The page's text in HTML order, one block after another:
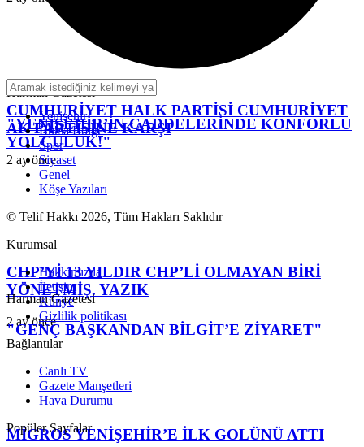
CUMHURİYET HALK PARTİSİ CUMHURİYET
AK PARTİSİNE KARŞI
2 ay önce
CHP’Yİ 13 YILDIR CHP’Lİ OLMAYAN BİRİ
YÖNETMİŞ. YAZIK
2 ay önce
MİGROS YENİŞEHİR’E İLK GOLÜNÜ ATTI
Harman Gazetesi
"YENİŞEHİR’İN CADDELERİNDE KONFORLU
YOLCULUK!"
Harman Gazetesi
"GENÇ BAŞKANDAN BİLGİT’E ZİYARET"
Yenişehir
Bursa Bölge
Spor
Siyaset
Genel
Köşe Yazıları
© Telif Hakkı 2026, Tüm Hakları Saklıdır
Kurumsal
Hakkımızda
İletişim
Künye
Gizlilik politikası
Bağlantılar
Canlı TV
Gazete Manşetleri
Hava Durumu
Popüler Sayfalar